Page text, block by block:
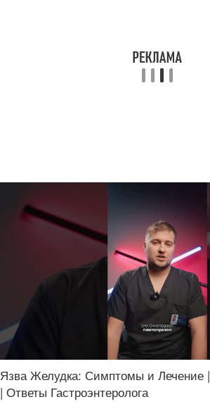
Язва Желудка: Симптомы и Лечение
| Ответы Гастроэнтеролога